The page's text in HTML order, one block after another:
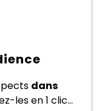
dans
les en 1 clic...